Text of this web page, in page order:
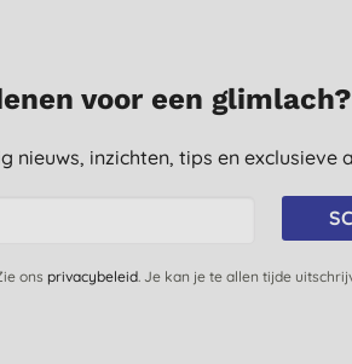
voor een glimlach?
inzichten, tips en exclusieve
ons privacybeleid. Je kan je te allen tijde